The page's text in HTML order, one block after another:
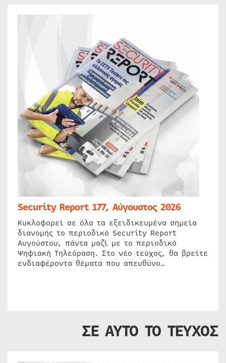
Security Report 177, Αύγουστος 2026
Κυκλοφορεί σε όλα τα εξειδικευμένα σημεία
διανομής το περιοδικό Security Report
Αυγούστου, πάντα μαζί με το περιοδικό
Ψηφιακή Τηλεόραση. Στο νέο τεύχος, θα βρείτε
ενδιαφέροντα θέματα που απευθύνο…
ΣΕ ΑΥΤΟ ΤΟ ΤΕΥΧΟΣ